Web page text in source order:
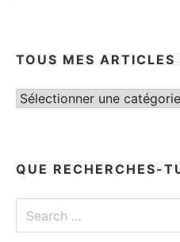
TOUS MES ARTICLES
Tous
QUE RECHERCHES-
Search
for: